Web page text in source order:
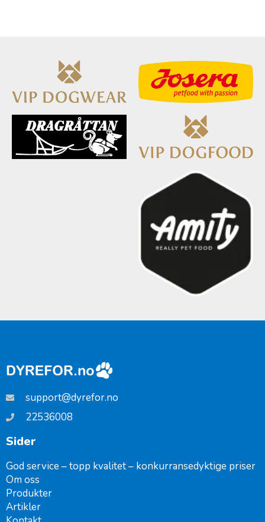
support@dyrefor.no
22536008
Sider
God service – topp kvalitet – konkurransedyktige priser
Om oss
Produkter
Artikler